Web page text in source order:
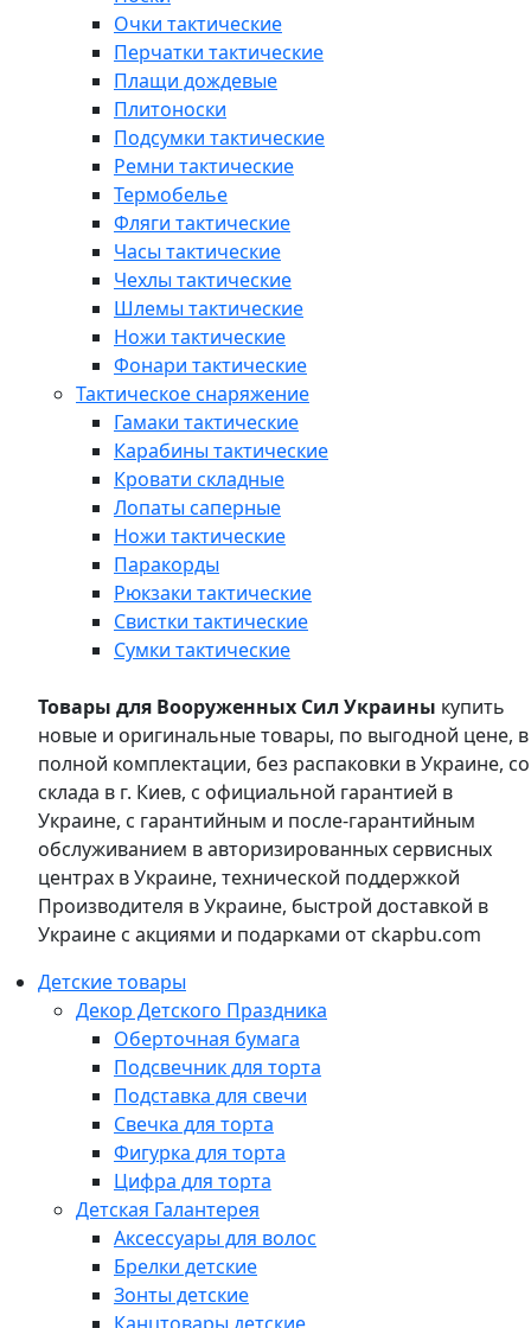
Очки тактические
Перчатки тактические
Плащи дождевые
Плитоноски
Подсумки тактические
Ремни тактические
Термобелье
Фляги тактические
Часы тактические
Чехлы тактические
Шлемы тактические
Ножи тактические
Фонари тактические
Тактическое снаряжение
Гамаки тактические
Карабины тактические
Кровати складные
Лопаты саперные
Ножи тактические
Паракорды
Рюкзаки тактические
Свистки тактические
Сумки тактические
Товары для Вооруженных Сил Украины купить
новые и оригинальные товары, по выгодной цене, в
полной комплектации, без распаковки в Украине, со
склада в г. Киев, с официальной гарантией в
Украине, с гарантийным и после-гарантийным
обслуживанием в авторизированных сервисных
центрах в Украине, технической поддержкой
Производителя в Украине, быстрой доставкой в
Украине с акциями и подарками от ckapbu.com
Детские товары
Декор Детского Праздника
Оберточная бумага
Подсвечник для торта
Подставка для свечи
Свечка для торта
Фигурка для торта
Цифра для торта
Детская Галантерея
Аксессуары для волос
Брелки детские
Зонты детские